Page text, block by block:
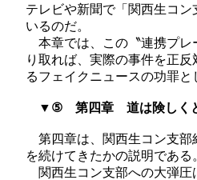
テレビや新聞で「関西生コ
いるのだ。
本章では、この〝連携プレ
り取れば、実際の事件を正
るフェイクニュースの功罪
▼⑤ 第四章 道は険しく
第四章は、関西生コン支部
を続けてきたかの説明である
関西生コン支部への大弾圧